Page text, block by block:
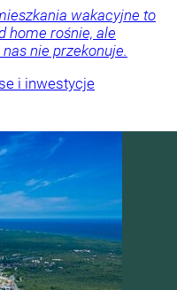
wakacyjne to
home rośnie, ale
nie przekonuje.
i inwestycje